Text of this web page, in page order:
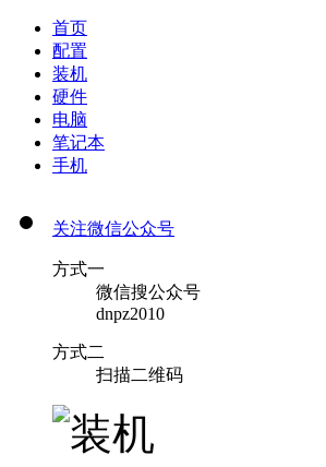
首页
配置
装机
硬件
电脑
笔记本
手机
关注微信公众号
方式一
微信搜公众号
dnpz2010
方式二
扫描二维码